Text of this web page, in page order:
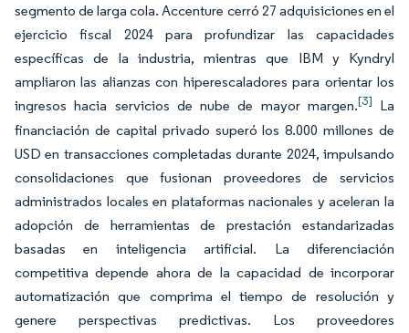
segmento de larga cola. Accenture cerró 27 adquisiciones en el
ejercicio fiscal 2024 para profundizar las capacidades
específicas de la industria, mientras que IBM y Kyndryl
ampliaron las alianzas con hiperescaladores para orientar los
ingresos hacia servicios de nube de mayor margen.[3] La
financiación de capital privado superó los 8.000 millones de
USD en transacciones completadas durante 2024, impulsando
consolidaciones que fusionan proveedores de servicios
administrados locales en plataformas nacionales y aceleran la
adopción de herramientas de prestación estandarizadas
basadas en inteligencia artificial. La diferenciación
competitiva depende ahora de la capacidad de incorporar
automatización que comprima el tiempo de resolución y
genere perspectivas predictivas. Los proveedores